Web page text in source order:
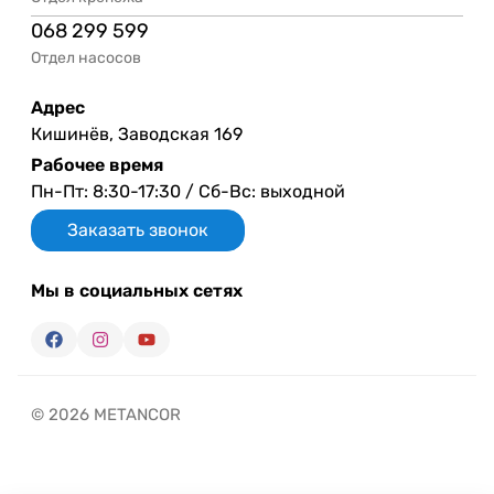
068 299 599
Отдел насосов
Адрес
Кишинёв, Заводская 169
Рабочее время
Пн-Пт: 8:30-17:30 / Сб-Вс: выходной
Заказать звонок
Мы в социальных сетях
© 2026 METANCOR